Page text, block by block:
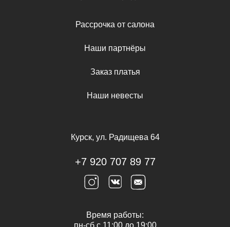
Рассрочка от салона
Наши партнёры
Заказ платья
Наши невесты
Курск, ул. Радищева 64
+7 920 707 89 77
Время работы:
пн-сб с 11:00 до 19:00